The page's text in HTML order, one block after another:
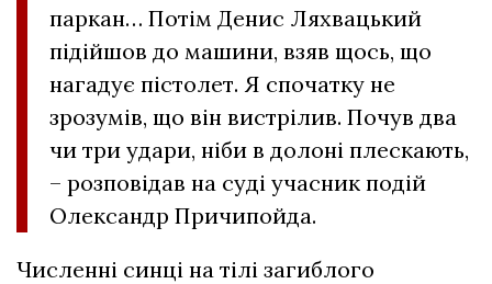
паркан… Потім Денис Ляхвацький
підійшов до машини, взяв щось, що
нагадує пістолет. Я спочатку не
зрозумів, що він вистрілив. Почув два
чи три удари, ніби в долоні плескають,
– розповідав на суді учасник подій
Олександр Причипойда.
Численні синці на тілі загиблого